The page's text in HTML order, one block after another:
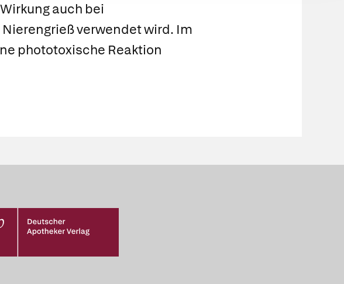
auch bei
verwendet wird. Im
phototoxische Reaktion